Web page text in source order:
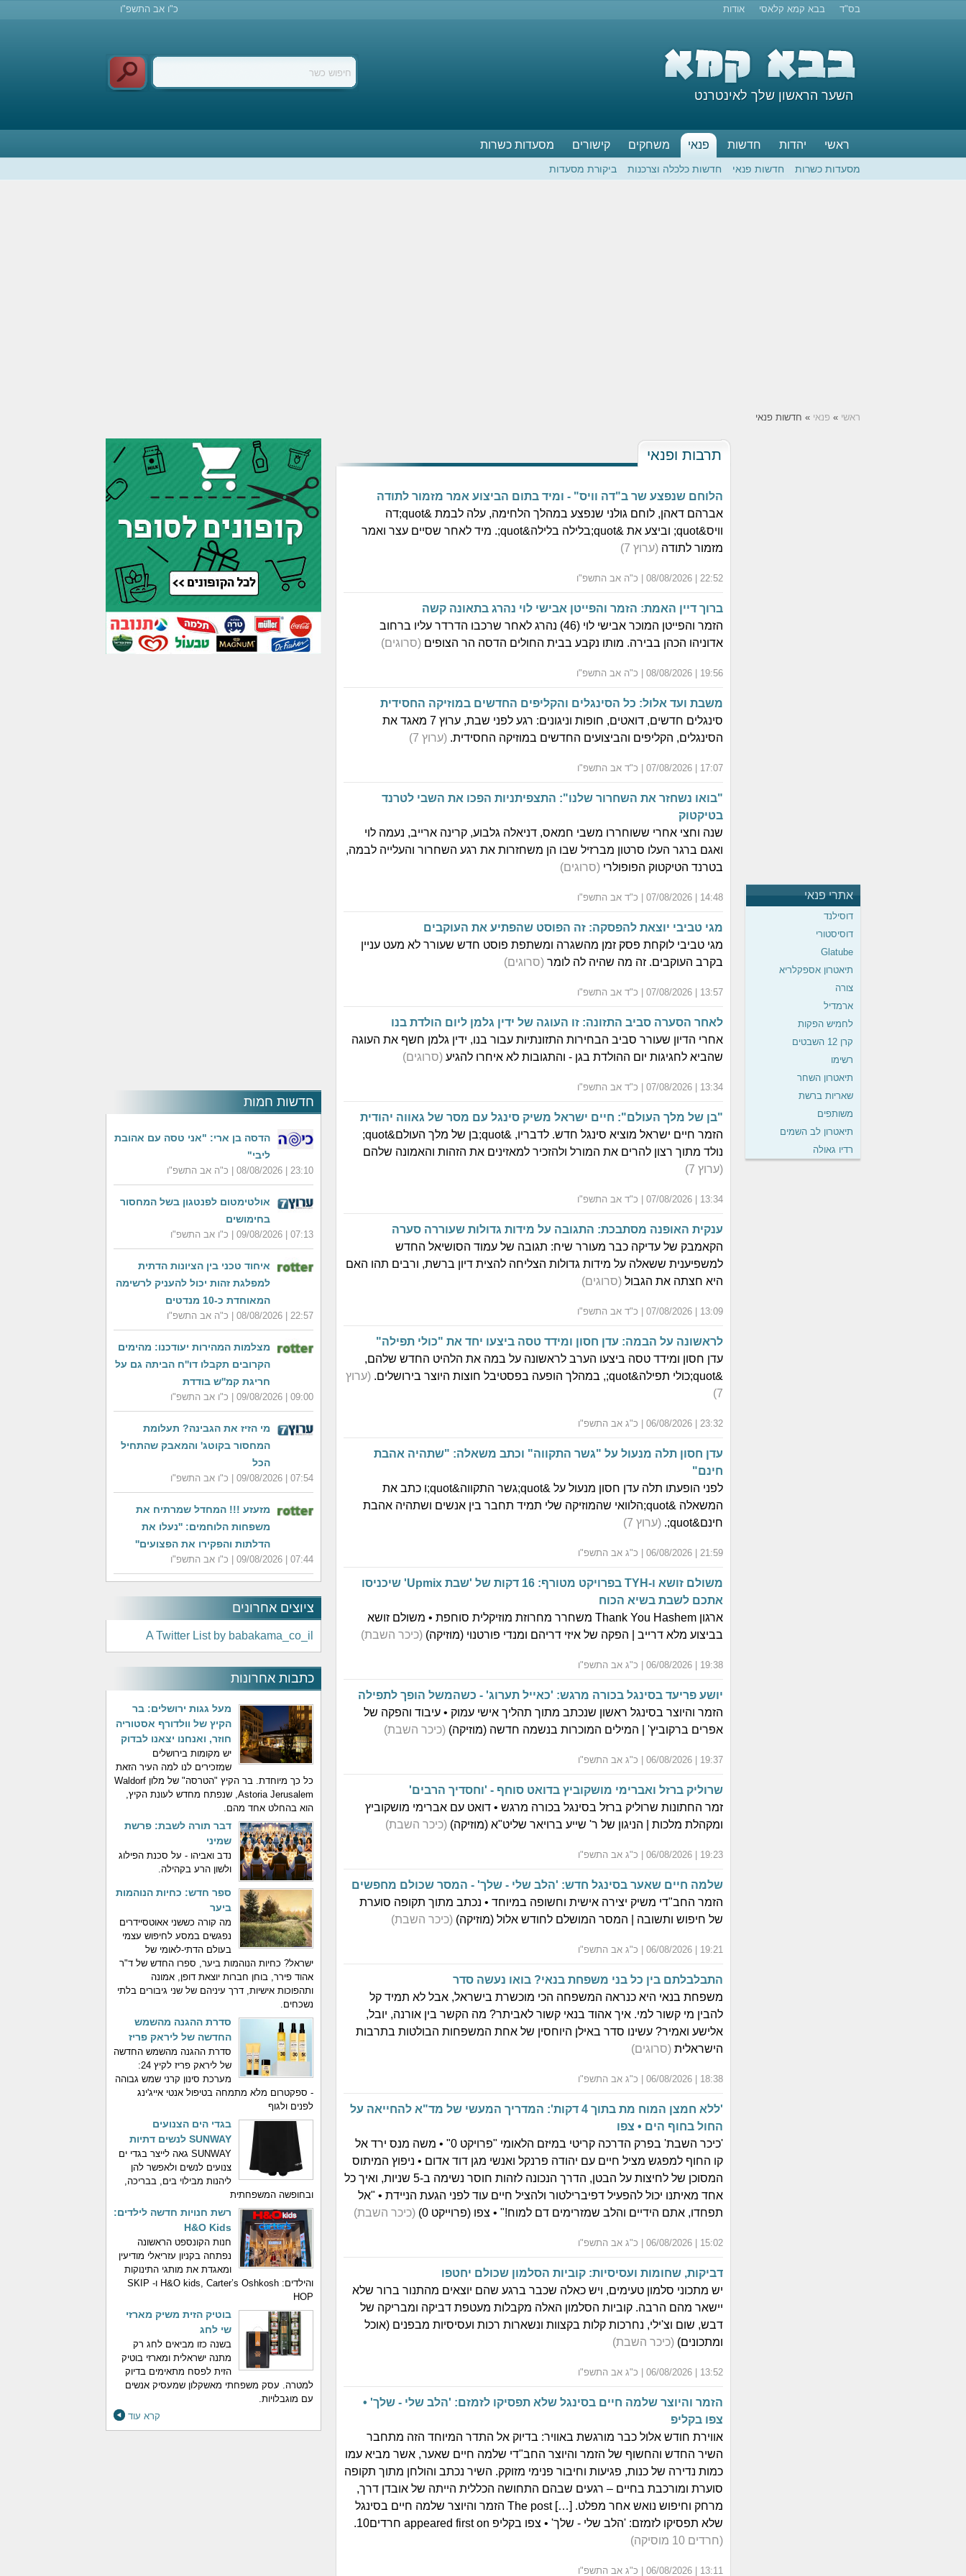
בס"ד בבא קמא קלאסי אודות כ"ו אב התשפ"ו
השער הראשון שלך לאינטרנט
ראשי יהדות חדשות פנאי משחקים קישורים מסעדות כשרות
מסעדות כשרות חדשות פנאי חדשות כלכלה וצרכנות ביקורת מסעדות
ראשי » פנאי » חדשות פנאי
אתרי פנאי
דוסילנד
דוסיסטורי
Glatube
תיאטרון אספקלריא
צורה
ארמדיל
לחמיש הפקות
קרן 12 השבטים
רשימו
תיאטרון השחר
שאריות ברשת
משותפים
תיאטרון לב השמים
רדיו גאולה
חדשות חמות
הדסה בן ארי: "אני טסה עם אהובת
ליבי"
23:10 | 08/08/2026 | כ"ה אב התשפ"ו
אולטימטום לפנטגון בשל המחסור
בחימושים
07:13 | 09/08/2026 | כ"ו אב התשפ"ו
איחוד טכני בין הציונות הדתית
למפלגת זהות יכול להעניק לרשימה
המאוחדת כ-10 מנדטים
22:57 | 08/08/2026 | כ"ה אב התשפ"ו
מצלמות המהירות יעודכנו: מהימים
הקרובים תקבלו דו''ח הביתה גם על
חריגת קמ''ש בודדת
09:00 | 09/08/2026 | כ"ו אב התשפ"ו
מי הזיז את הגבינה? תעלומת
המחסור בקוטג' והמאבק שהתחיל
הכל
07:54 | 09/08/2026 | כ"ו אב התשפ"ו
מזעזע !!! המחדל שמרתיח את
משפחות הלוחמים: ''נעלו את
הדלתות והפקירו את הפצועים''
07:44 | 09/08/2026 | כ"ו אב התשפ"ו
ציוצים אחרונים
A Twitter List by babakama_co_il
כתבות אחרונות
מעל גגות ירושלים: בר
הקיץ של וולדורף אסטוריה
חוזר, ואנחנו יצאנו לבדוק
יש מקומות בירושלים
שמזכירים לנו למה העיר הזאת
כל כך מיוחדת. בר הקיץ "הטרסה" של מלון Waldorf
Astoria Jerusalem, שנפתח מחדש לעונת הקיץ,
הוא בהחלט אחד מהם.
דבר תורה לשבת: פרשת
שמיני
נדב ואביהו - על סכנת הפילוג
ולשון הרע בקהילה.
ספר חדש: כחיות הנוהמות
ביער
מה קורה כששני אאוטסיידרים
נפגשים במסע לחיפוש עצמי
בעולם הדתי-לאומי של
ישראל? כחיות הנוהמות ביער, ספרו החדש של ד"ר
אהוד פירר, בוחן חברות יוצאת דופן, אמונה
ותהפוכות אישיות, דרך עיניהם של שני גיבורים בלתי
נשכחים.
סדרת ההגנה מהשמש
החדשה של ליראק פריז
סדרת ההגנה מהשמש החדשה
של ליראק פריז לקיץ 24:
מערכת סינון קרני שמש גבוהה
- ספקטרום מלא מתמחה בטיפול אנטי אייג'ינג
לפנים ולגוף
בגדי הים הצנועים
SUNWAY לנשים דתיות
SUNWAY גאה לייצר בגדי ים
צנועים לנשים ולאפשר להן
ליהנות מבילוי בים, בבריכה,
ובחופשה המשפחתית
רשת חנויות חדשה לילדים:
H&O Kids
חנות הקונספט הראשונה
נפתחה בקניון עזריאלי מודיעין
ומאגדת את מותגי התינוקות
והילדים: H&O kids, Carter’s Oshkosh ו- SKIP
HOP
בוטיק הזית משיק מארזי
שי לחג
בשנה כזו מביאים לחג רק
מתנה ישראלית ומארזי בוטיק
הזית לפסח מתאימים בדיוק
למטרה. עסק משפחתי מאשקלון שמעסיק אנשים
עם מוגבלויות.
קרא עוד
תרבות ופנאי
הלוחם שנפצע שר ב"דה וויס" - ומיד בתום הביצוע אמר מזמור לתודה
אברהם דאהן, לוחם גולני שנפצע במהלך הלחימה, עלה לבמת &quot;דה
וויס&quot; וביצע את &quot;בלילה בלילה&quot;. מיד לאחר שסיים עצר ואמר
מזמור לתודה (ערוץ 7)
22:52 | 08/08/2026 | כ"ה אב התשפ"ו
ברוך דיין האמת: הזמר והפייטן אבישי לוי נהרג בתאונה קשה
הזמר והפייטן המוכר אבישי לוי (46) נהרג לאחר שרכבו הדרדר עליו ברחוב
אדוניהו הכהן בבירה. מותו נקבע בבית החולים הדסה הר הצופים (סרוגים)
19:56 | 08/08/2026 | כ"ה אב התשפ"ו
משבת ועד אלול: כל הסינגלים והקליפים החדשים במוזיקה החסידית
סינגלים חדשים, דואטים, חופות וניגונים: רגע לפני שבת, ערוץ 7 מאגד את
הסינגלים, הקליפים והביצועים החדשים במוזיקה החסידית. (ערוץ 7)
17:07 | 07/08/2026 | כ"ד אב התשפ"ו
"בואו נשחזר את השחרור שלנו": התצפיתניות הפכו את השבי לטרנד
בטיקטוק
שנה וחצי אחרי ששוחררו משבי חמאס, דניאלה גלבוע, קרינה ארייב, נעמה לוי
ואגם ברגר העלו סרטון מברזיל שבו הן משחזרות את רגע השחרור והעלייה לבמה,
בטרנד הטיקטוק הפופולרי (סרוגים)
14:48 | 07/08/2026 | כ"ד אב התשפ"ו
מגי טביבי יוצאת להפסקה: זה הפוסט שהפתיע את העוקבים
מגי טביבי לוקחת פסק זמן מהשגרה ומשתפת פוסט חדש שעורר לא מעט עניין
בקרב העוקבים. זה מה שהיה לה לומר (סרוגים)
13:57 | 07/08/2026 | כ"ד אב התשפ"ו
לאחר הסערה סביב התזונה: זו העוגה של ידין גלמן ליום הולדת בנו
אחרי הדיון שעורר סביב הבחירות התזונתיות עבור בנו, ידין גלמן חשף את העוגה
שהביא לחגיגות יום ההולדת בגן - והתגובות לא איחרו להגיע (סרוגים)
13:34 | 07/08/2026 | כ"ד אב התשפ"ו
"בן של מלך העולם": חיים ישראל משיק סינגל עם מסר של גאווה יהודית
הזמר חיים ישראל מוציא סינגל חדש. לדבריו, &quot;בן של מלך העולם&quot;
נולד מתוך רצון להרים את המורל ולהזכיר למאזינים את הזהות והאמונה שלהם
(ערוץ 7)
13:34 | 07/08/2026 | כ"ד אב התשפ"ו
ענקית האופנה מסתבכת: התגובה על מידות גדולות שעוררה סערה
הקאמבק של עדיקה כבר מעורר שיח: תגובה של עמוד הסושיאל החדש
למשפיענית ששאלה על מידות גדולות הצליחה להצית דיון ברשת, ורבים תהו האם
היא חצתה את הגבול (סרוגים)
13:09 | 07/08/2026 | כ"ד אב התשפ"ו
לראשונה על הבמה: עדן חסון ומידד טסה ביצעו יחד את "כולי תפילה"
עדן חסון ומידד טסה ביצעו הערב לראשונה על במה את הלהיט החדש שלהם,
&quot;כולי תפילה&quot;, במהלך הופעה בפסטיבל חוצות היוצר בירושלים.
(ערוץ
7)
23:32 | 06/08/2026 | כ"ג אב התשפ"ו
עדן חסון תלה מנעול על "גשר התקווה" וכתב משאלה: "שתהיה אהבת
חינם"
לפני הופעתו תלה עדן חסון מנעול על &quot;גשר התקווה&quot;ו כתב את
המשאלה &quot;הלוואי שהמוזיקה שלי תמיד תחבר בין אנשים ושתהיה אהבת
חינם&quot;.
(ערוץ 7)
21:59 | 06/08/2026 | כ"ג אב התשפ"ו
משולם זושא ו-TYH בפרויקט מטורף: 16 דקות של 'שבת Upmix' שיכניסו
אתכם לשבת בשיא הכוח
ארגון Thank You Hashem משחרר מחרוזת מוזיקלית סוחפת • משולם זושא
בביצוע מלא דרייב | הפקה של איזי דריהם ומנדי פורטנוי (מוזיקה) (כיכר השבת)
19:38 | 06/08/2026 | כ"ג אב התשפ"ו
יושע פריעד בסינגל בכורה מרגש: 'כאייל תערוג' - כשהמשל הופך לתפילה
הזמר והיוצר בסינגל ראשון שנכתב מתוך תהליך אישי עמוק • עיבוד והפקה של
אפרים ברקוביץ' | המילים המוכרות בנשמה חדשה (מוזיקה) (כיכר השבת)
19:37 | 06/08/2026 | כ"ג אב התשפ"ו
שרוליק ברזל ואברימי מושקוביץ בדואט סוחף - 'וחסדיך הרבים'
זמר החתונות שרוליק ברזל בסינגל בכורה מרגש • דואט עם אברימי מושקוביץ
ומקהלת מלכות | הניגון של ר' שייע ברויאר שליט"א (מוזיקה) (כיכר השבת)
19:23 | 06/08/2026 | כ"ג אב התשפ"ו
שלמה חיים שאער בסינגל חדש: 'הלב שלי - שלך' - המסר שכולם מחפשים
הזמר החב"די משיק יצירה אישית וחשופה במיוחד • נכתב מתוך תקופה סוערת
של חיפוש ותשובה | המסר המושלם לחודש אלול (מוזיקה) (כיכר השבת)
19:21 | 06/08/2026 | כ"ג אב התשפ"ו
התבלבלתם בין כל בני משפחת בנאי? בואו נעשה סדר
משפחת בנאי היא כנראה המשפחה הכי מוכשרת בישראל, אבל לא תמיד קל
להבין מי קשור למי. איך אהוד בנאי קשור לאביתר? מה הקשר בין אורנה, יובל,
אלישע ואמיר? עשינו סדר באילן היוחסין של אחת המשפחות הבולטות בתרבות
הישראלית (סרוגים)
18:38 | 06/08/2026 | כ"ג אב התשפ"ו
'ללא חמצן המוח מת בתוך 4 דקות': המדריך המעשי של מד"א להחייאה על
החול בחוף הים • צפו
'כיכר השבת' בפרק הדרכה קריטי במיזם הלאומי "פרויקט 0" • משה מנס ירד אל
קו החוף למפגש מציל חיים עם יהודה פרנקל ואנשי מגן דוד אדום • ניפוץ המיתוס
המסוכן של לחיצות על הבטן, הדרך הנכונה לזהות חוסר נשימה ב-5 שניות, ואיך כל
אחד מאיתנו יכול להפעיל דפיברילטור ולהציל חיים עוד לפני הגעת הניידת • "אל
תפחדו, אתם הידיים והלב שמזרימים דם למוח!" • צפו (פרוייקט 0)
(כיכר השבת)
15:02 | 06/08/2026 | כ"ג אב התשפ"ו
דביקות, שחומות ועסיסיות: קוביות הסלמון שכולם יחטפו
יש מתכוני סלמון טעימים, ויש כאלה שכבר ברגע שהם יוצאים מהתנור ברור שלא
יישאר מהם הרבה. קוביות הסלמון האלה מקבלות מעטפת דביקה ומבריקה של
דבש, שום וצ'ילי, נחרכות קלות בקצוות ונשארות רכות ועסיסיות מבפנים (אוכל
ומתכונים) (כיכר השבת)
13:52 | 06/08/2026 | כ"ג אב התשפ"ו
הזמר והיוצר שלמה חיים בסינגל שלא תפסיקו לזמזם: 'הלב שלי - שלך' •
צפו בקליפ
אווירת חודש אלול כבר מורגשת באוויר: בדיוק אל התדר המיוחד הזה מתחבר
השיר החדש והחשוף של הזמר והיוצר החב"די שלמה חיים שאער, אשר מביא עמו
כמות נדירה של כנות, פגיעות וחיבור פנימי מזוקק. השיר נכתב והולחן מתוך תקופה
סוערת ומורכבת בחיים – רגעים שבהם התחושה הכללית הייתה של אובדן דרך,
מרחק וחיפוש נואש אחר מפלט. […] The post הזמר והיוצר שלמה חיים בסינגל
שלא תפסיקו לזמזם: 'הלב שלי - שלך' • צפו בקליפ appeared first on חרדים10.
(חרדים 10 מוסיקה)
13:11 | 06/08/2026 | כ"ג אב התשפ"ו